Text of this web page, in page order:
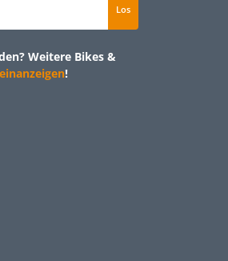
Weitere Bikes &
!